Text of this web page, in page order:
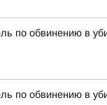
по обвинению в
по обвинению в